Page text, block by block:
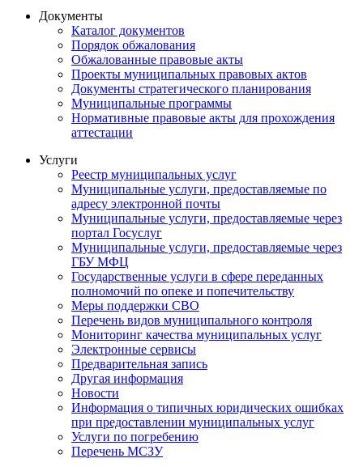
Документы
Каталог документов
Порядок обжалования
Обжалованные правовые акты
Проекты муниципальных правовых актов
Документы стратегического планирования
Муниципальные программы
Нормативные правовые акты для прохождения
аттестации
Услуги
Реестр муниципальных услуг
Муниципальные услуги, предоставляемые по
адресу электронной почты
Муниципальные услуги, предоставляемые через
портал Госуслуг
Муниципальные услуги, предоставляемые через
ГБУ МФЦ
Государственные услуги в сфере переданных
полномочий по опеке и попечительству
Меры поддержки СВО
Перечень видов муниципального контроля
Мониторинг качества муниципальных услуг
Электронные сервисы
Предварительная запись
Другая информация
Новости
Информация о типичных юридических ошибках
при предоставлении муниципальных услуг
Услуги по погребению
Перечень МСЗУ